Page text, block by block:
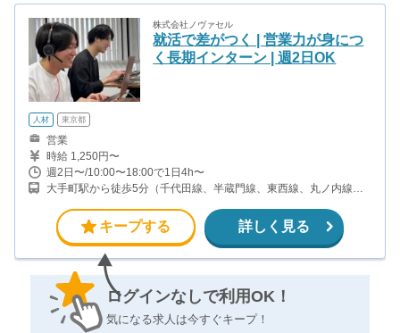
株式会社ノヴァセル
就活で差がつく | 営業力が身につ
く長期インターン | 週2日OK
人材 東京都
営業
時給 1,250円〜
週2日〜/10:00〜18:00で1日4h〜
大手町駅から徒歩5分（千代田線、半蔵門線、東西線、丸ノ内線、
小川町駅から徒歩7分（都営新宿線）
キープする 詳しく見る
ログインなしで利用OK！
気になる求人は今すぐキープ！